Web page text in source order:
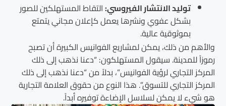
توليد الانتشار الفيروسي:التقاط المستهلكين للصور
بشكل عفوي ونشرها يعمل كإعلان مجاني يتمتع
بموثوقية عالية.
والأهم من ذلك، يمكن لمشاريع الفوانيس الكبيرة أن تصبح
رموزاً للمدينة. سيقول المستهلكون: “دعنا نذهب إلى ذلك
المركز التجاري لرؤية الفوانيس”، بدلاً من “دعنا نذهب إلى ذلك
المركز التجاري للتسوق”. هذا النوع من حقوق العلامة التجارية
هو شيء لا يمكن لسلاسل الإضاءة توفيره أبداً.